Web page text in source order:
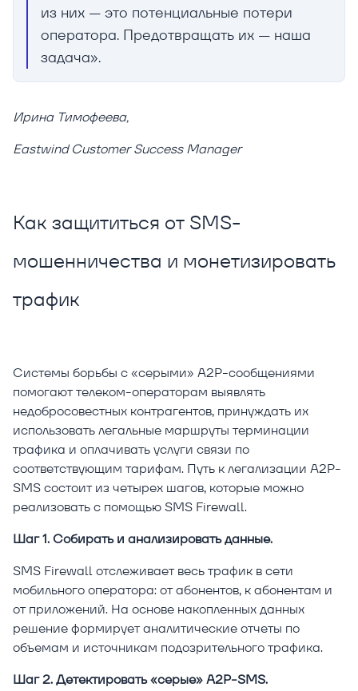
из них — это потенциальные потери
оператора. Предотвращать их — наша
задача».
Ирина Тимофеева,
Eastwind Customer Success Manager
Как защититься от SMS-
мошенничества и монетизировать
трафик
Системы борьбы с «серыми» A2P-сообщениями
помогают телеком-операторам выявлять
недобросовестных контрагентов, принуждать их
использовать легальные маршруты терминации
трафика и оплачивать услуги связи по
соответствующим тарифам. Путь к легализации A2P-
SMS состоит из четырех шагов, которые можно
реализовать с помощью SMS Firewall.
Шаг 1. Собирать и анализировать данные.
SMS Firewall отслеживает весь трафик в сети
мобильного оператора: от абонентов, к абонентам и
от приложений. На основе накопленных данных
решение формирует аналитические отчеты по
объемам и источникам подозрительного трафика.
Шаг 2. Детектировать «серые» A2P-SMS.